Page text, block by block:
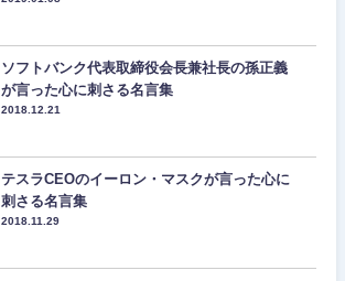
ソフトバンク代表取締役会長兼社長の孫正義
が言った心に刺さる名言集
2018.12.21
テスラCEOのイーロン・マスクが言った心に
刺さる名言集
2018.11.29